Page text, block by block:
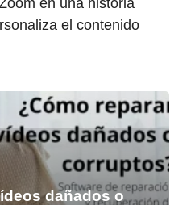
en una historia
el contenido
dañados o